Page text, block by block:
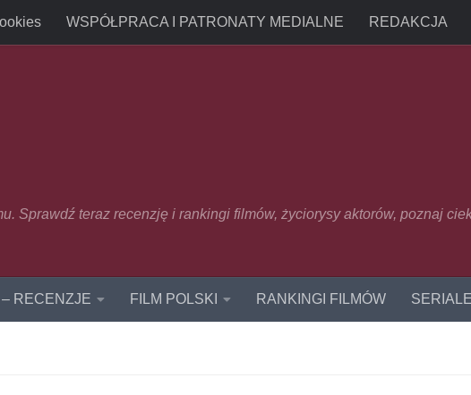
WSPÓŁPRACA I PATRONATY MEDIALNE REDAKCJA
Sprawdź teraz recenzję i rankingi filmów, życiorysy aktorów, poznaj
– RECENZJE FILM POLSKI RANKINGI FILMÓW SERIALE